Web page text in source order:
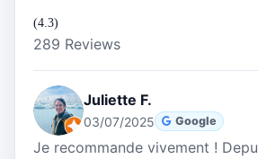
(4.3)
289 Reviews
Juliette F.
03/07/2025 Google
Je recommande vivement !